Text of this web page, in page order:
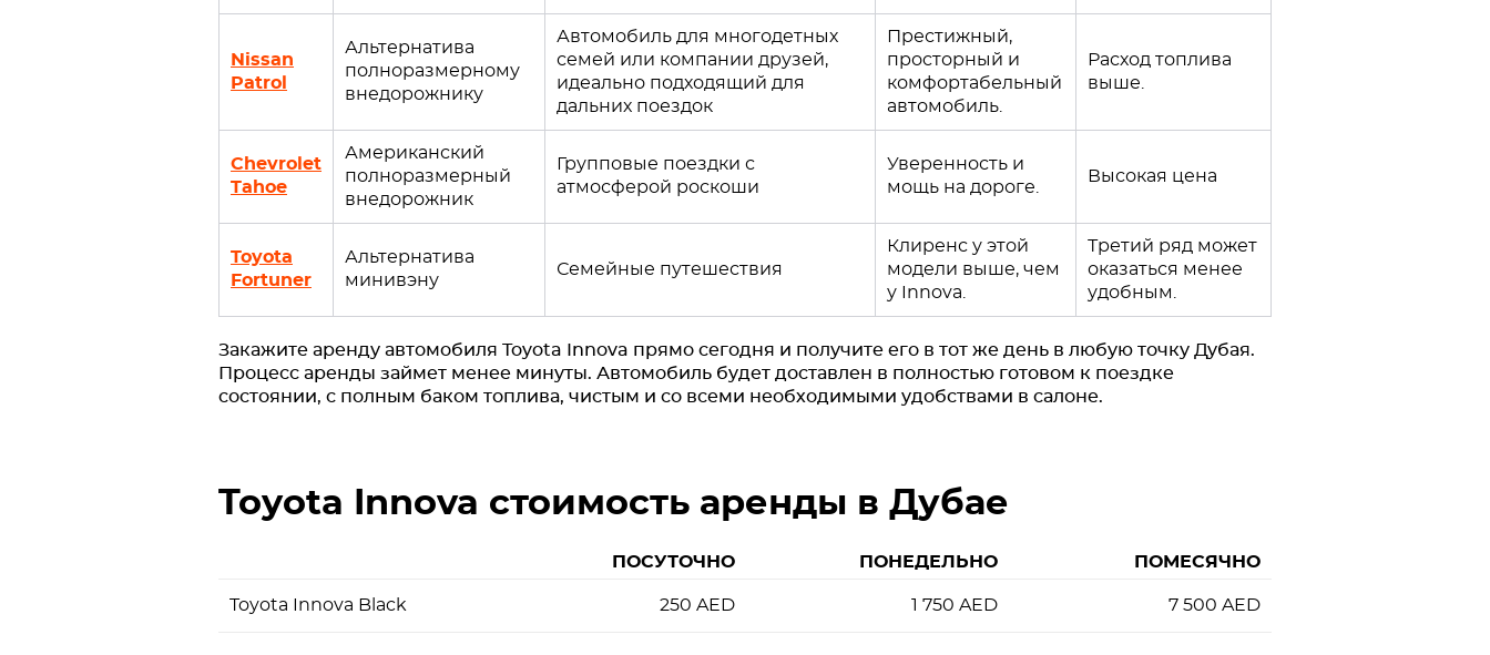
Nissan
Patrol
Альтернатива
полноразмерному
внедорожнику
Автомобиль для многодетных
семей или компании друзей,
идеально подходящий для
дальних поездок
Престижный,
просторный и
комфортабельный
автомобиль.
Расход топлива
выше.
Chevrolet
Tahoe
Американский
полноразмерный
внедорожник
Групповые поездки с
атмосферой роскоши
Уверенность и
мощь на дороге.
Высокая цена
Toyota
Fortuner
Альтернатива
минивэну
Семейные путешествия
Клиренс у этой
модели выше, чем
у Innova.
Третий ряд может
оказаться менее
удобным.
Закажите аренду автомобиля Toyota Innova прямо сегодня и получите его в тот же день в любую точку Дубая.
Процесс аренды займет менее минуты. Автомобиль будет доставлен в полностью готовом к поездке
состоянии, с полным баком топлива, чистым и со всеми необходимыми удобствами в салоне.
Toyota Innova стоимость аренды в Дубае
ПОСУТОЧНО ПОНЕДЕЛЬНО ПОМЕСЯЧНО
Toyota Innova Black 250 AED 1 750 AED 7 500 AED